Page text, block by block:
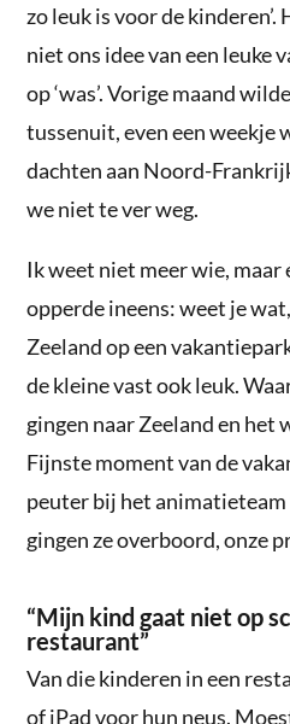
zo leuk is voor de kinderen’.
niet ons idee van een leuke
op ‘was’. Vorige maand
tussenuit, even een weekje
dachten aan Noord-
we niet te ver weg.
Ik weet niet meer wie, maar
opperde ineens: weet je
Zeeland op een
de kleine vast ook leuk.
gingen naar Zeeland en het
Fijnste moment van de
peuter bij het animatieteam
gingen ze overboord, onze
“Mijn kind gaat niet op
restaurant”
Van die kinderen in een
of iPad voor hun neus.